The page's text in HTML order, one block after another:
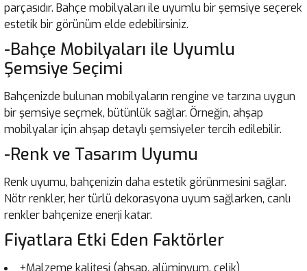
parçasıdır. Bahçe mobilyaları ile uyumlu bir şemsiye seçerek
estetik bir görünüm elde edebilirsiniz.
-Bahçe Mobilyaları ile Uyumlu
Şemsiye Seçimi
Bahçenizde bulunan mobilyaların rengine ve tarzına uygun
bir şemsiye seçmek, bütünlük sağlar. Örneğin, ahşap
mobilyalar için ahşap detaylı şemsiyeler tercih edilebilir.
-Renk ve Tasarım Uyumu
Renk uyumu, bahçenizin daha estetik görünmesini sağlar.
Nötr renkler, her türlü dekorasyona uyum sağlarken, canlı
renkler bahçenize enerji katar.
Fiyatlara Etki Eden Faktörler
+Malzeme kalitesi (ahşap, alüminyum, çelik)